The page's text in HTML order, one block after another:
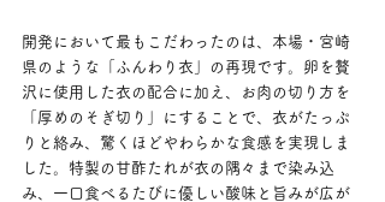
開発において最もこだわったのは、本場・宮崎
県のような「ふんわり衣」の再現です。卵を贅
沢に使用した衣の配合に加え、お肉の切り方を
「厚めのそぎ切り」にすることで、衣がたっぷ
りと絡み、驚くほどやわらかな食感を実現しま
した。特製の甘酢たれが衣の隅々まで染み込
み、一口食べるたびに優しい酸味と旨みが広が